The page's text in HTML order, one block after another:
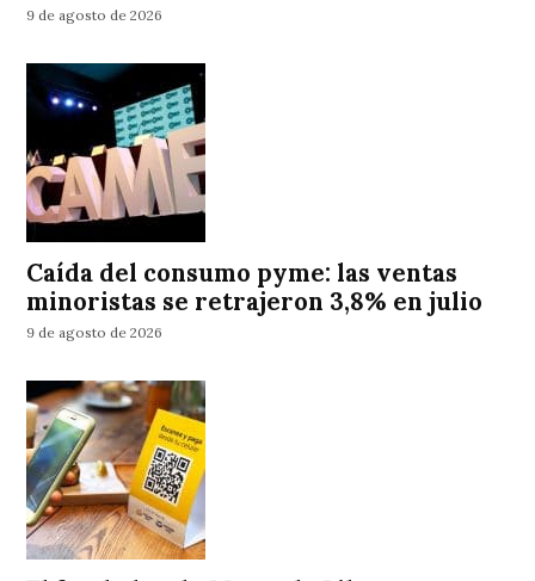
9 de agosto de 2026
Caída del consumo pyme: las ventas
minoristas se retrajeron 3,8% en julio
9 de agosto de 2026